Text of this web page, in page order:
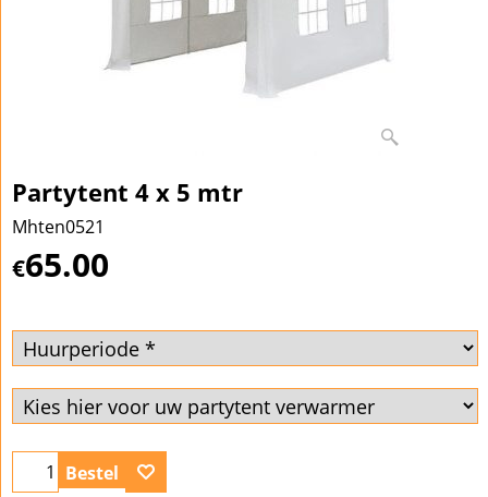
Partytent 4 x 5 mtr
Mhten0521
€65.00
Bestel